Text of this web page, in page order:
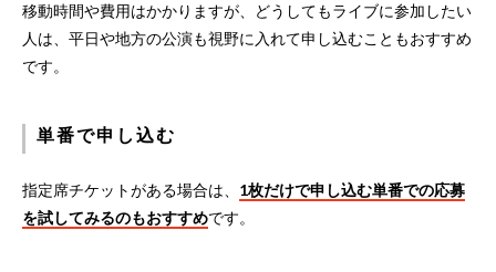
移動時間や費用はかかりますが、どうしてもライブに参加したい
人は、平日や地方の公演も視野に入れて申し込むこともおすすめ
です。
単番で申し込む
指定席チケットがある場合は、 1枚だけで申し込む単番での応募
を試してみるのもおすすめです。